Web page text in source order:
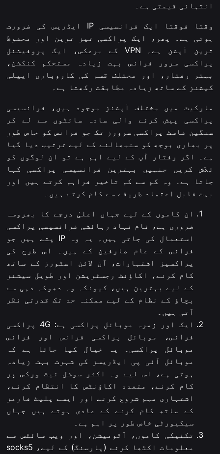
انتہائی قیمتی ہے۔
وقتا فوقتا ایک فرانسیسی IP ایڈریس کی ضرورت
ہوتی ہے۔ پھر، ایک پراکسی تیز ترین اور محفوظ
ترین آپشن ہے۔ VPN کے برعکس، ایک پروفیشنل
پراکسی سرور فرانس بہت زیادہ مستحکم کنکشن،
بہتر رفتار، اور مختلف قسم کی کاروباری ایپلی
کیشنز کے ساتھ زیادہ مطابقت رکھتا ہے۔
مارکیٹ میں مختلف آپشنز موجود ہیں، فرانسیسی
پراکسی پیش کرنے والی سادہ سائٹوں سے لے کر
سنگین فاسٹ پراکسی سرورز تک جو فرانس کو خاص طور
پر بھاری بوجھ کو سنبھالنے کے لیے ترتیب دیا گیا
ہے۔ اگر رفتار آپ کے لیے اہم ہے تو ان لوگوں کو
تلاش کریں جنہیں بہترین فرانسیسی پراکسی کہا
جاتا ہے۔ وہ کم سے کم تاخیر فراہم کرتے ہیں اور
بہت قابل اعتماد طریقے سے کام کرتے ہیں۔
ان کاموں کے لیے جہاں اعلیٰ درجے کا بھروسہ
ضروری ہے، نام نہاد رہائشی فرانسیسی پراکسی
استعمال کی جاتی ہیں۔ یہ وہ IP پتے ہیں جو
فرانس کے عام صارفین کے ہیں۔ اس طرح کی
پراکسیز اشتہارات، آن لائن اسٹورز کے ساتھ
کام کرنے، اکاؤنٹ رجسٹریشن اور طویل سیشنز
کے لیے بہترین ہیں، کیونکہ وہ دھوکہ دہی سے
بچاؤ کے نظام کے لیے ممکنہ حد تک قدرتی نظر
آتی ہیں۔
ایک اور زمرہ موبائل پراکسی ہے: 4G پراکسی
فرانس، موبائل پراکسی فرانس اور فرانس
موبائل پراکسی۔ یہ خیال کیا جاتا ہے کہ
موبائل آئی پی ایڈریسز کی شہرت بہت زیادہ
ہوتی ہے، اس لیے وہ اکثر سوشل نیٹ ورکس پر
کام کرنے، متعدد اکاؤنٹس کا انتظام کرنے،
اشتہاری مہم شروع کرنے اور ایسے پلیٹ فارمز
کے ساتھ کام کرنے کے عادی ہوتے ہیں جہاں
سیکیورٹی خاص طور پر اہم ہے۔
تکنیکی کاموں، آٹومیشن، اور ویب سائٹس سے
معلومات اکٹھا کرنے (پارسنگ) کے لیے، socks5